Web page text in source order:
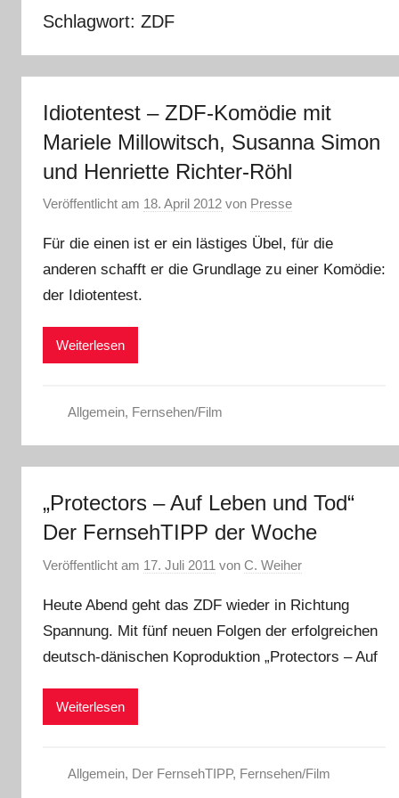
Schlagwort: ZDF
Idiotentest – ZDF-Komödie mit
Mariele Millowitsch, Susanna Simon
und Henriette Richter-Röhl
Veröffentlicht am 18. April 2012 von Presse
Für die einen ist er ein lästiges Übel, für die
anderen schafft er die Grundlage zu einer Komödie:
der Idiotentest.
Weiterlesen
Allgemein, Fernsehen/Film
„Protectors – Auf Leben und Tod“
Der FernsehTIPP der Woche
Veröffentlicht am 17. Juli 2011 von C. Weiher
Heute Abend geht das ZDF wieder in Richtung
Spannung. Mit fünf neuen Folgen der erfolgreichen
deutsch-dänischen Koproduktion „Protectors – Auf
Weiterlesen
Allgemein, Der FernsehTIPP, Fernsehen/Film